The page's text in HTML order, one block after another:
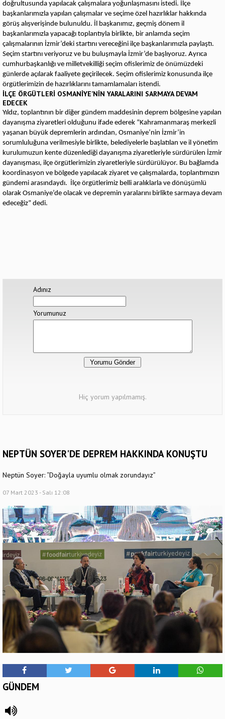
doğrultusunda yapılacak çalışmalara yoğunlaşmasını istedi. İlçe
başkanlarımızla yapılan çalışmalar ve seçime özel hazırlıklar hakkında
görüş alışverişinde bulunuldu. İl başkanımız, geçmiş dönem il
başkanlarımızla yapacağı toplantıyla birlikte, bir anlamda seçim
çalışmalarının İzmir’deki startını vereceğini ilçe başkanlarımızla paylaştı.
Seçim startını veriyoruz ve bu buluşmayla İzmir’de başlıyoruz. Ayrıca
cumhurbaşkanlığı ve milletvekilliği seçim ofislerimiz de önümüzdeki
günlerde açılarak faaliyete geçirilecek. Seçim ofislerimiz konusunda ilçe
örgütlerimizin de hazırlıklarını tamamlamaları istendi.
İLÇE ÖRGÜTLERİ OSMANİYE’NİN YARALARINI SARMAYA DEVAM
EDECEK
Yıldız, toplantının bir diğer gündem maddesinin deprem bölgesine yapılan
dayanışma ziyaretleri olduğunu ifade ederek “Kahramanmaraş merkezli
yaşanan büyük depremlerin ardından, Osmaniye’nin İzmir’in
sorumluluğuna verilmesiyle birlikte, belediyelerle başlatılan ve il yönetim
kurulumuzun kente düzenlediği dayanışma ziyaretleriyle sürdürülen İzmir
dayanışması, ilçe örgütlerimizin ziyaretleriyle sürdürülüyor. Bu bağlamda
koordinasyon ve bölgede yapılacak ziyaret ve çalışmalarda, toplantımızın
gündemi arasındaydı. İlçe örgütlerimiz belli aralıklarla ve dönüşümlü
olarak Osmaniye’de olacak ve depremin yaralarını birlikte sarmaya devam
edeceğiz” dedi.
Adınız
Yorumunuz
Hiç yorum yapılmamış.
NEPTÜN SOYER'DE DEPREM HAKKINDA KONUŞTU
Neptün Soyer: “Doğayla uyumlu olmak zorundayız”
07 Mart 2023 - Salı 12:08
GÜNDEM